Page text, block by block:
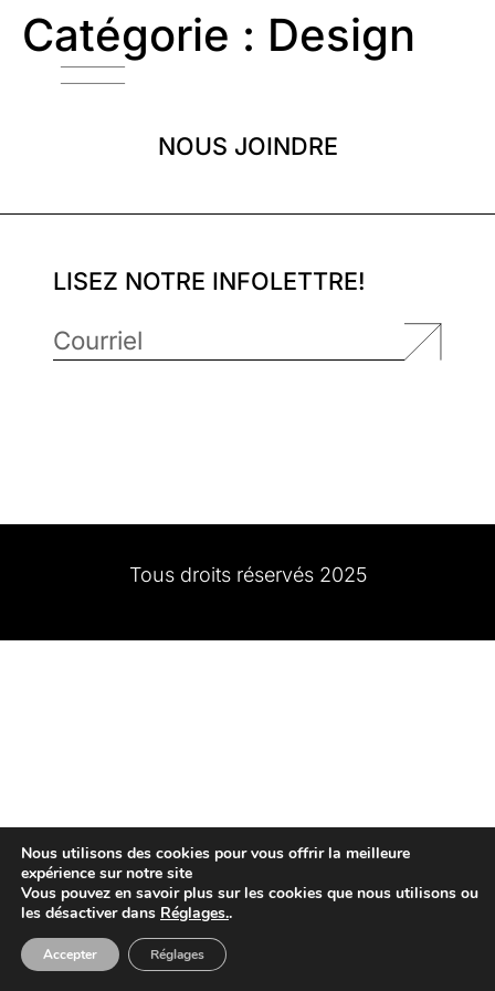
Catégorie : Design
NOUS JOINDRE
LISEZ NOTRE INFOLETTRE!
Tous droits réservés 2025
Nous utilisons des cookies pour vous offrir la meilleure
expérience sur notre site
Vous pouvez en savoir plus sur les cookies que nous utilisons ou
les désactiver dans Réglages..
Accepter Réglages